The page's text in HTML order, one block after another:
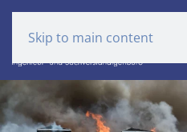
Skip to main content